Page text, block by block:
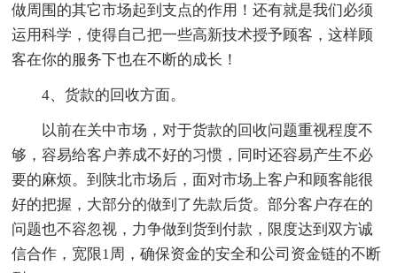
做周围的其它市场起到支点的作用！还有就是我们必须
运用科学，使得自己把一些高新技术授予顾客，这样顾
客在你的服务下也在不断的成长！
4、货款的回收方面。
以前在关中市场，对于货款的回收问题重视程度不
够，容易给客户养成不好的习惯，同时还容易产生不必
要的麻烦。到陕北市场后，面对市场上客户和顾客能很
好的把握，大部分的做到了先款后货。部分客户存在的
问题也不容忽视，力争做到货到付款，限度达到双方诚
信合作，宽限1周，确保资金的安全和公司资金链的不断